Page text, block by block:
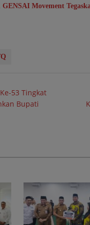
Movement
53 Tingkat
Bupati